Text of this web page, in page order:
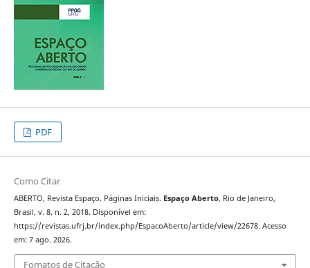
PDF
Como Citar
ABERTO, Revista Espaço. Páginas Iniciais. Espaço Aberto, Rio de Janeiro,
Brasil, v. 8, n. 2, 2018. Disponível em:
https://revistas.ufrj.br/index.php/EspacoAberto/article/view/22678. Acesso
em: 7 ago. 2026.
Fomatos de Citação